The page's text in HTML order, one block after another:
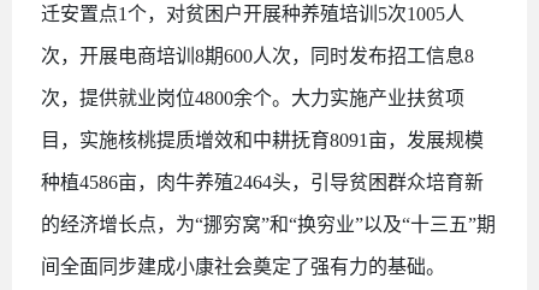
迁安置点1个，对贫困户开展种养殖培训5次1005人
次，开展电商培训8期600人次，同时发布招工信息8
次，提供就业岗位4800余个。大力实施产业扶贫项
目，实施核桃提质增效和中耕抚育8091亩，发展规模
种植4586亩，肉牛养殖2464头，引导贫困群众培育新
的经济增长点，为“挪穷窝”和“换穷业”以及“十三五”期
间全面同步建成小康社会奠定了强有力的基础。